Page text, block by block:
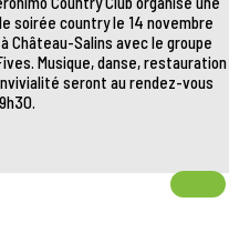
soirée country le 14 novembre
Château-Salins avec le groupe
Musique, danse, restauration
seront au rendez-vous